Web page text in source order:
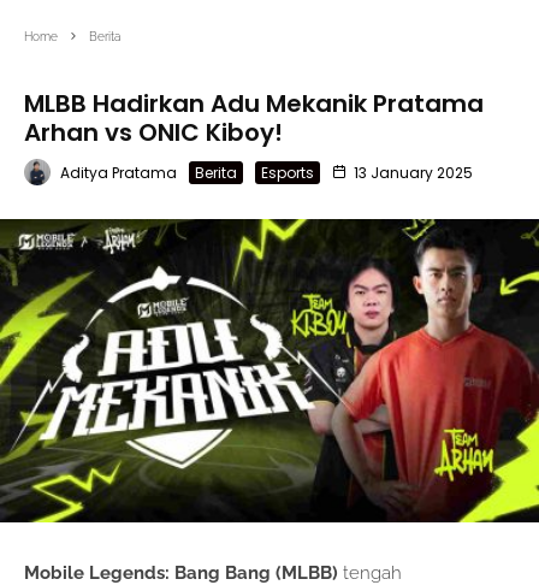
Home Berita
MLBB Hadirkan Adu Mekanik Pratama
Arhan vs ONIC Kiboy!
Aditya Pratama Berita Esports 13 January 2025
Mobile Legends: Bang Bang (MLBB) tengah